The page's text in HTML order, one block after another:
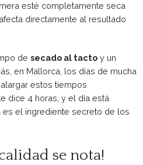
esté completamente seca
directamente al resultado
de secado al tacto y un
en Mallorca, los días de mucha
estos tiempos
dice 4 horas, y el día está
es el ingrediente secreto de los
se nota!